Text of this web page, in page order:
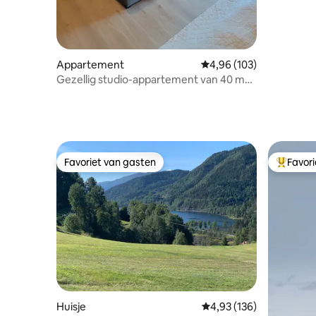
Appartement Gemiddelde
4,96 (103)
Gezellig studio-appartement van 40 m2
Favoriet van gasten
Favoriet van gasten
Huisje Gemiddelde
4,93 (136)